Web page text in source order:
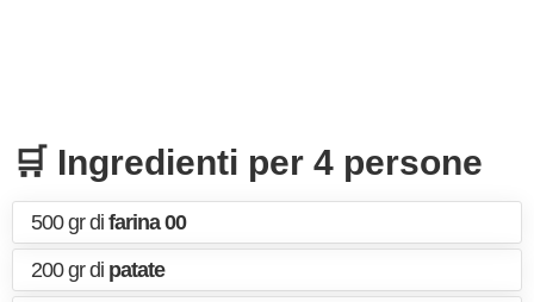
🛒 Ingredienti per 4 persone
500 gr di farina 00
200 gr di patate